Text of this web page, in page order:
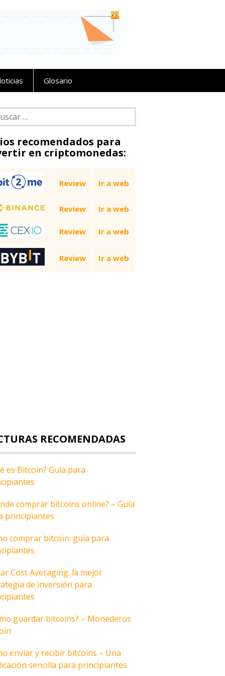
Glosario
recomendados para
en criptomonedas:
Review Ir a web
Review Ir a web
Review Ir a web
Review Ir a web
RECOMENDADAS
es Bitcoin? Guía para
comprar bitcoins online? – Guía
principiantes
comprar bitcoin: guía para
Cost Averaging: la mejor
de inversión para
guardar bitcoins? – Monederos
enviar y recibir bitcoins – Una
sencilla para principiantes